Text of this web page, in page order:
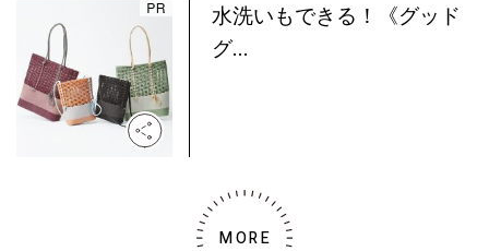
水洗いもできる！《グッド
グ...
MORE